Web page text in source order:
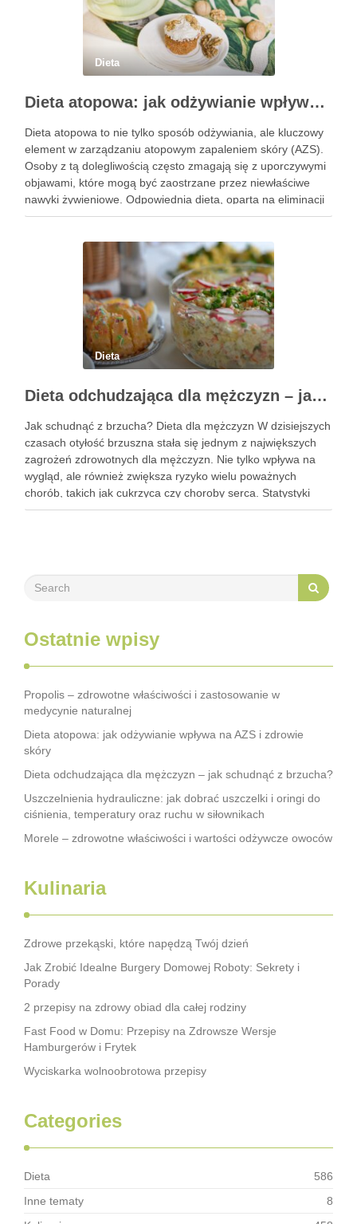
Dieta
Dieta atopowa: jak odżywianie wpływa na AZS i zdrowie skóry
Dieta atopowa to nie tylko sposób odżywiania, ale kluczowy
element w zarządzaniu atopowym zapaleniem skóry (AZS).
Osoby z tą dolegliwością często zmagają się z uporczywymi
objawami, które mogą być zaostrzane przez niewłaściwe
nawyki żywieniowe. Odpowiednia dieta, oparta na eliminacji
pewnych pokarmów i wprowadzeniu składników
Dieta
Dieta odchudzająca dla mężczyzn – jak schudnąć z brzucha?
Jak schudnąć z brzucha? Dieta dla mężczyzn W dzisiejszych
czasach otyłość brzuszna stała się jednym z największych
zagrożeń zdrowotnych dla mężczyzn. Nie tylko wpływa na
wygląd, ale również zwiększa ryzyko wielu poważnych
chorób, takich jak cukrzyca czy choroby serca. Statystyki
pokazują, że obwód pasa przekraczający 102 cm jest
Ostatnie wpisy
Propolis – zdrowotne właściwości i zastosowanie w
medycynie naturalnej
Dieta atopowa: jak odżywianie wpływa na AZS i zdrowie
skóry
Dieta odchudzająca dla mężczyzn – jak schudnąć z brzucha?
Uszczelnienia hydrauliczne: jak dobrać uszczelki i oringi do
ciśnienia, temperatury oraz ruchu w siłownikach
Morele – zdrowotne właściwości i wartości odżywcze owoców
Kulinaria
Zdrowe przekąski, które napędzą Twój dzień
Jak Zrobić Idealne Burgery Domowej Roboty: Sekrety i
Porady
2 przepisy na zdrowy obiad dla całej rodziny
Fast Food w Domu: Przepisy na Zdrowsze Wersje
Hamburgerów i Frytek
Wyciskarka wolnoobrotowa przepisy
Categories
Dieta
586
Inne tematy
8